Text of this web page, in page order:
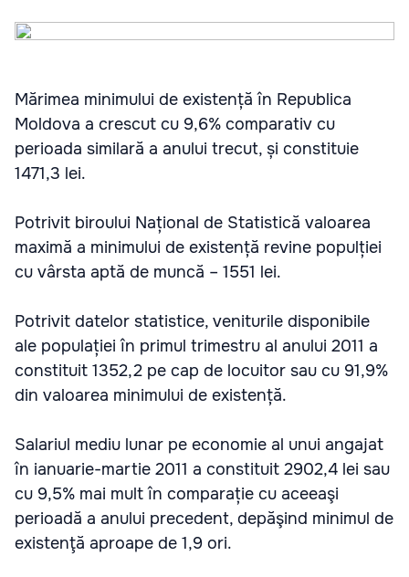
Mărimea minimului de existență în Republica
Moldova a crescut cu 9,6% comparativ cu
perioada similară a anului trecut, și constituie
1471,3 lei.
Potrivit biroului Național de Statistică valoarea
maximă a minimului de existență revine populției
cu vârsta aptă de muncă – 1551 lei.
Potrivit datelor statistice, veniturile disponibile
ale populației în primul trimestru al anului 2011 a
constituit 1352,2 pe cap de locuitor sau cu 91,9%
din valoarea minimului de existență.
Salariul mediu lunar pe economie al unui angajat
în ianuarie-martie 2011 a constituit 2902,4 lei sau
cu 9,5% mai mult în comparație cu aceeaşi
perioadă a anului precedent, depăşind minimul de
existenţă aproape de 1,9 ori.